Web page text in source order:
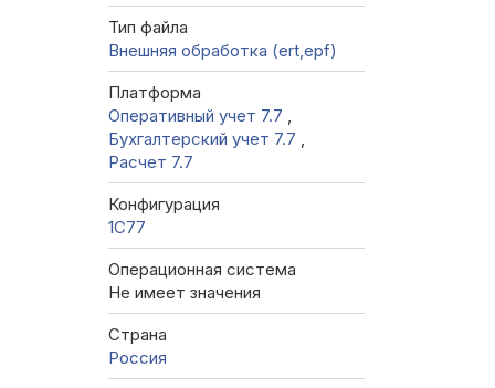
Тип файла
Внешняя обработка (ert,epf)
Платформа
Оперативный учет 7.7 ,
Бухгалтерский учет 7.7 ,
Расчет 7.7
Конфигурация
1C77
Операционная система
Не имеет значения
Страна
Россия